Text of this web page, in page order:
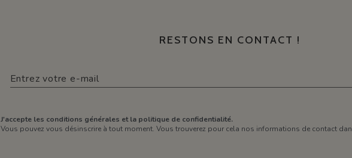
RESTONS EN CONTACT !
J'accepte les conditions générales et la politique de confidentialité.
Vous pouvez vous désinscrire à tout moment. Vous trouverez pour cela nos informations de contact